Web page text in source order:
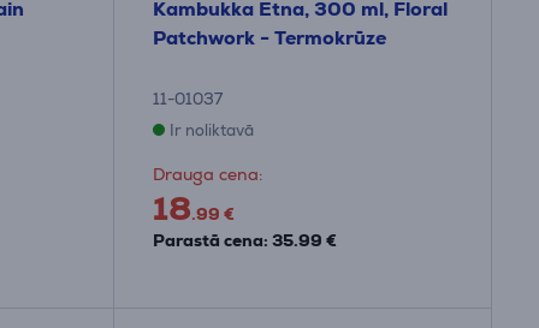
Kambukka Etna, 300 ml, Floral
Patchwork - Termokrūze
11-01037
Ir noliktavā
Drauga cena:
18.99 €
Parastā cena: 35.99 €